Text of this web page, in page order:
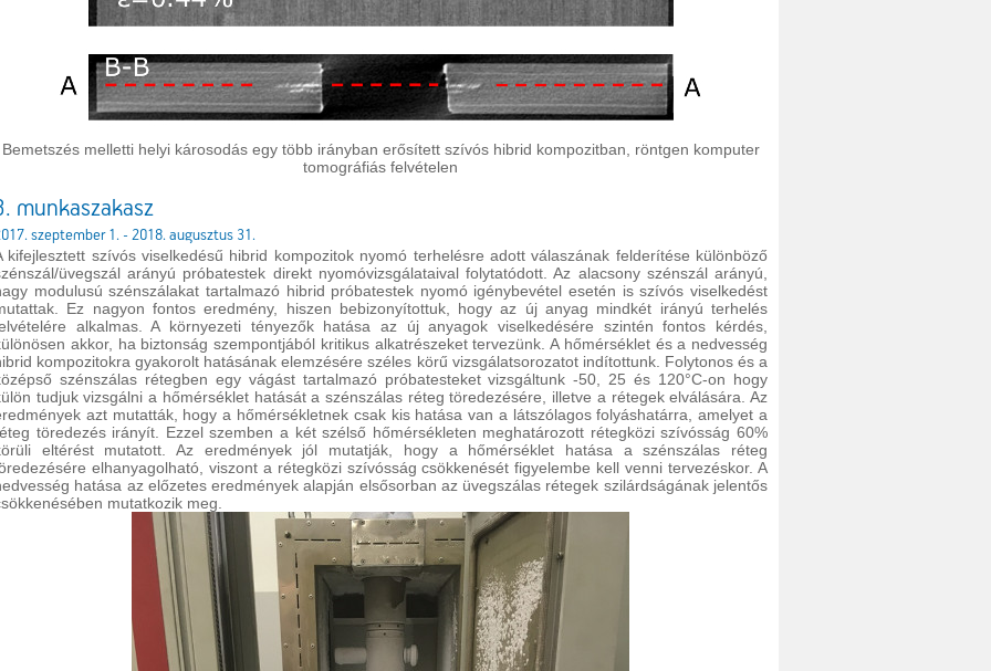
Bemetszés melletti helyi károsodás egy több irányban erősített szívós hibrid kompozitban, röntgen komputer
tomográfiás felvételen
munkaszakasz
szeptember 1. - 2018. augusztus 31.
kifejlesztett szívós viselkedésű hibrid kompozitok nyomó terhelésre adott válaszának felderítése különböző
üvegszál arányú próbatestek direkt nyomóvizsgálataival folytatódott. Az alacsony szénszál arányú,
modulusú szénszálakat tartalmazó hibrid próbatestek nyomó igénybevétel esetén is szívós viselkedést
Ez nagyon fontos eredmény, hiszen bebizonyítottuk, hogy az új anyag mindkét irányú terhelés
alkalmas. A környezeti tényezők hatása az új anyagok viselkedésére szintén fontos kérdés,
akkor, ha biztonság szempontjából kritikus alkatrészeket tervezünk. A hőmérséklet és a nedvesség
kompozitokra gyakorolt hatásának elemzésére széles körű vizsgálatsorozatot indítottunk. Folytonos és a
szénszálas rétegben egy vágást tartalmazó próbatesteket vizsgáltunk -50, 25 és 120°C-on hogy
tudjuk vizsgálni a hőmérséklet hatását a szénszálas réteg töredezésére, illetve a rétegek elválására. Az
azt mutatták, hogy a hőmérsékletnek csak kis hatása van a látszólagos folyáshatárra, amelyet a
töredezés irányít. Ezzel szemben a két szélső hőmérsékleten meghatározott rétegközi szívósság 60%
eltérést mutatott. Az eredmények jól mutatják, hogy a hőmérséklet hatása a szénszálas réteg
elhanyagolható, viszont a rétegközi szívósság csökkenését figyelembe kell venni tervezéskor. A
hatása az előzetes eredmények alapján elsősorban az üvegszálas rétegek szilárdságának jelentős
mutatkozik meg.